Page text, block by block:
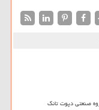
صنعتی دپوت تانک